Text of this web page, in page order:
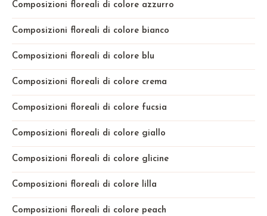
Composizioni floreali di colore azzurro
Composizioni floreali di colore bianco
Composizioni floreali di colore blu
Composizioni floreali di colore crema
Composizioni floreali di colore fucsia
Composizioni floreali di colore giallo
Composizioni floreali di colore glicine
Composizioni floreali di colore lilla
Composizioni floreali di colore peach